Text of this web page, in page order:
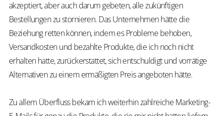
akzeptiert, aber auch darum gebeten, alle zukünftigen
Bestellungen zu stornieren. Das Unternehmen hätte die
Beziehung retten können, indem es Probleme behoben,
Versandkosten und bezahlte Produkte, die ich noch nicht
erhalten hatte, zurückerstattet, sich entschuldigt und vorrätige
Alternativen zu einem ermäßigten Preis angeboten hätte.
Zu allem Überfluss bekam ich weiterhin zahlreiche Marketing-